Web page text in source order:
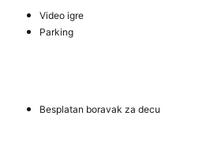
Video igre
Parking
Besplatan boravak za decu